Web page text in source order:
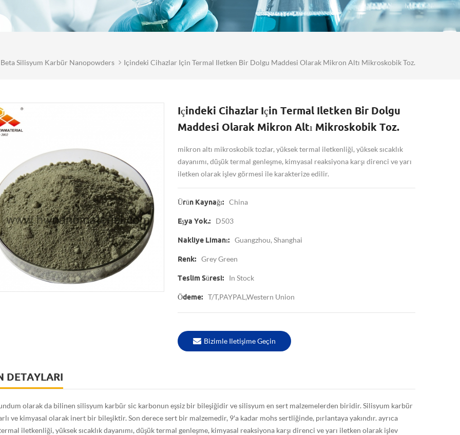
Beta Silisyum Karbür Nanopowders Içindeki Cihazlar Için Termal Iletken Bir Dolgu Maddesi Olarak Mikron Altı Mikroskobik Toz.
Içindeki Cihazlar Için Termal Iletken Bir Dolgu
Maddesi Olarak Mikron Altı Mikroskobik Toz.
mikron altı mikroskobik tozlar, yüksek termal iletkenliği, yüksek sıcaklık
dayanımı, düşük termal genleşme, kimyasal reaksiyona karşı direnci ve yarı
iletken olarak işlev görmesi ile karakterize edilir.
Ürün Kaynağı: China
Eşya Yok.: D503
Nakliye Limanı: Guangzhou, Shanghai
Renk: Grey Green
Teslim Süresi: In Stock
Ödeme: T/T,PAYPAL,Western Union
Bizimle Iletişime Geçin
DETAYLARI
olarak da bilinen silisyum karbür sic karbonun eşsiz bir bileşiğidir ve silisyum en sert malzemelerden biridir. Silisyum karbür
ve kimyasal olarak inert bir bileşiktir. Son derece sert bir malzemedir, 9'a kadar mohs sertliğinde, pırlantaya yakındır. ayrıca
iletkenliği, yüksek sıcaklık dayanımı, düşük termal genleşme, kimyasal reaksiyona karşı direnci ve yarı iletken olarak işlev